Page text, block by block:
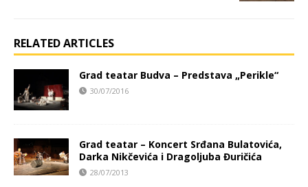
RELATED ARTICLES
Grad teatar Budva – Predstava „Perikle“
30/07/2016
Grad teatar – Koncert Srđana Bulatovića,
Darka Nikčevića i Dragoljuba Đuričića
28/07/2013